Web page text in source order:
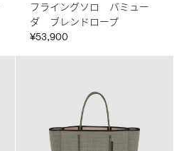
フライングソロ バミュー
ダ ブレンドロープ
¥53,900